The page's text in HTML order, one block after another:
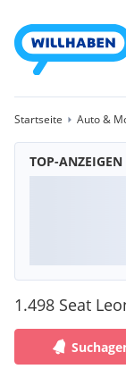
Startseite Auto &
TOP-ANZEIGEN
1.498 Seat